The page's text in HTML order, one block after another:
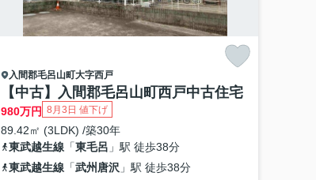
入間郡毛呂山町大字西戸
【中古】入間郡毛呂山町西戸中古住宅
980万円 8月3日 値下げ
89.42㎡ (3LDK) /築30年
東武越生線「東毛呂 」駅 徒歩38分
東武越生線「武州唐沢 」駅 徒歩38分